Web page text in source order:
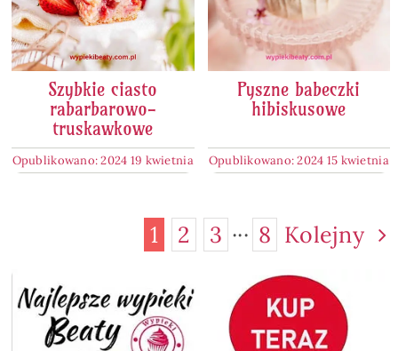
Szybkie ciasto
rabarbarowo-
truskawkowe
Opublikowano: 2024 19 kwietnia
Pyszne babeczki
hibiskusowe
Opublikowano: 2024 15 kwietnia
1 2 3 ··· 8 Kolejny